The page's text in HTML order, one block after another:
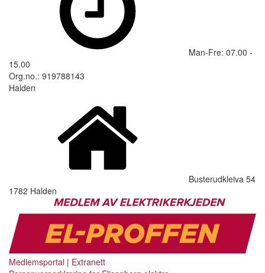
Man-Fre: 07.00 -
15.00
Org.no.: 919788143
Halden
Busterudkleiva 54
1782 Halden
Medlemsportal | Extranett